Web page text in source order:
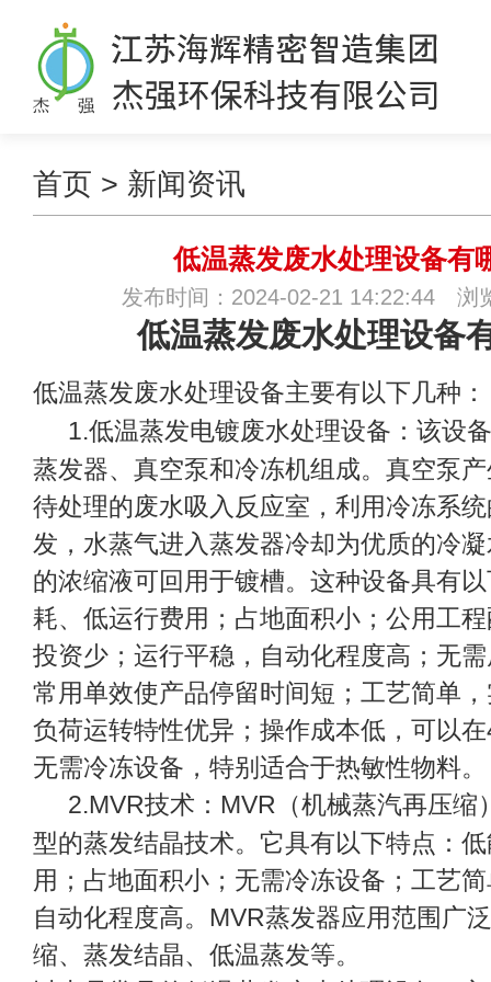
首页 > 新闻资讯
低温蒸发废水处理设备有
发布时间：2024-02-21 14:22:44 浏
低温蒸发废水处理设备
低温蒸发废水处理设备主要有以下几种：
1.低温蒸发电镀废水处理设备：该设
蒸发器、真空泵和冷冻机组成。真空泵
待处理的废水吸入反应室，利用冷冻系
发，水蒸气进入蒸发器冷却为优质的冷
的浓缩液可回用于镀槽。这种设备具有
耗、低运行费用；占地面积小；公用工
投资少；运行平稳，自动化程度高；无
常用单效使产品停留时间短；工艺简单
负荷运转特性优异；操作成本低，可以在
无需冷冻设备，特别适合于热敏性物料。
2.MVR技术： MVR （机械蒸汽再压
型的蒸发结晶技术。它具有以下特点：
用；占地面积小；无需冷冻设备；工艺
自动化程度高。 MVR蒸发器应用范围广
缩、蒸发结晶、低温蒸发等。